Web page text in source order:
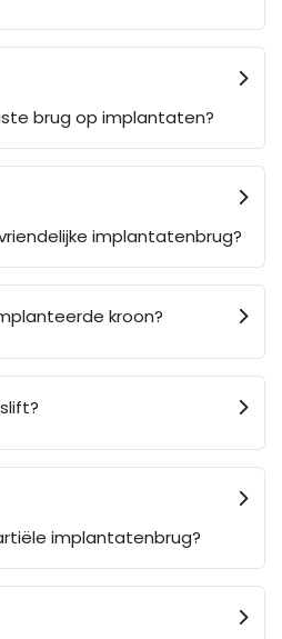
brug op implantaten?
implantatenbrug?
kroon?
implantatenbrug?